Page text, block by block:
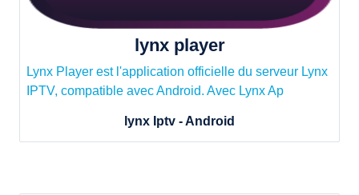
lynx player
Lynx Player est l'application officielle du serveur Lynx
IPTV, compatible avec Android. Avec Lynx Ap
lynx Iptv - Android